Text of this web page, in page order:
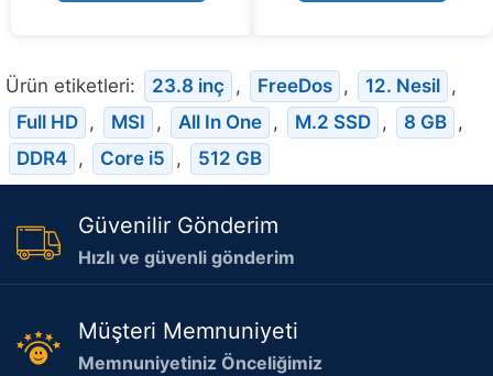
Ürün etiketleri: 23.8 inç , FreeDos , 12. Nesil ,
Full HD , MSI , All In One , M.2 SSD , 8 GB ,
DDR4 , Core i5 , 512 GB
Güvenilir Gönderim
Hızlı ve güvenli gönderim
Müşteri Memnuniyeti
Memnuniyetiniz Önceliğimiz